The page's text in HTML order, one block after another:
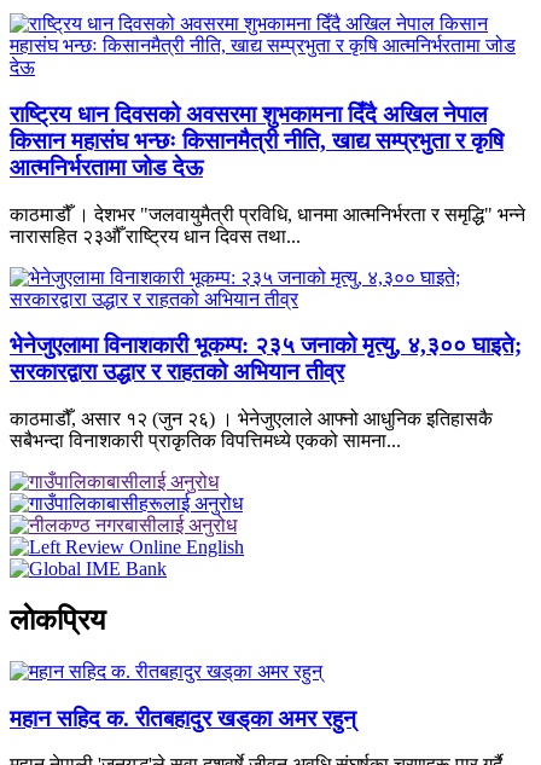
राष्ट्रिय धान दिवसको अवसरमा शुभकामना दिँदै अखिल नेपाल
किसान महासंघ भन्छः किसानमैत्री नीति, खाद्य सम्प्रभुता र कृषि
आत्मनिर्भरतामा जोड देऊ
काठमाडौँ । देशभर "जलवायुमैत्री प्रविधि, धानमा आत्मनिर्भरता र समृद्धि" भन्ने
नारासहित २३औँ राष्ट्रिय धान दिवस तथा...
भेनेजुएलामा विनाशकारी भूकम्प: २३५ जनाको मृत्यु, ४,३०० घाइते;
सरकारद्वारा उद्धार र राहतको अभियान तीव्र
काठमाडौँ, असार १२ (जुन २६) । भेनेजुएलाले आफ्नो आधुनिक इतिहासकै
सबैभन्दा विनाशकारी प्राकृतिक विपत्तिमध्ये एकको सामना...
लाेकप्रिय
महान सहिद क. रीतबहादुर खड्‌का अमर रहुन्